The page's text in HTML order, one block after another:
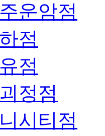
운암점
점
점
정점
시티점